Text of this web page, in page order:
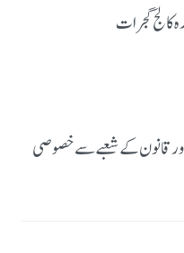
گجرات
اور قانون کے شعبے سے خصوصی